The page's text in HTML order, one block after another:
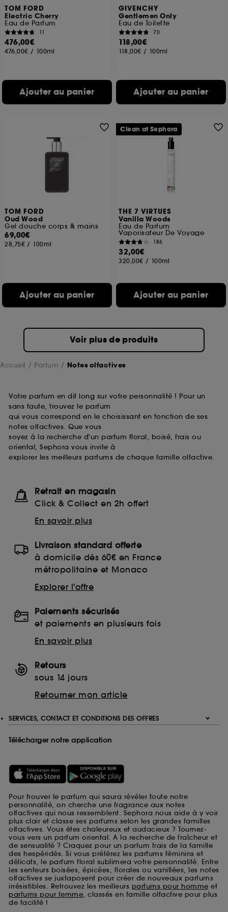
TOM FORD
Electric Cherry
Eau de Parfum
11
476,00€
476,00€ / 100ml
Ajouter au panier
GIVENCHY
Gentlemen Only
Eau de Toilette
70
118,00€
118,00€ / 100ml
Ajouter au panier
TOM FORD
Oud Wood
Gel douche corps & mains
69,00€
28,75€ / 100ml
Ajouter au panier
THE 7 VIRTUES
Vanilla Woods
Eau de Parfum
Vaporisateur De Voyage
186
32,00€
320,00€ / 100ml
Ajouter au panier
Clean at Sephora
Voir plus de produits
Accueil Parfum Notes olfactives
Votre parfum en dit long sur votre personnalité ! Pour un
sans faute, trouvez le parfum
qui vous correspond en le choisissant en fonction de ses
notes olfactives. Que vous
soyez à la recherche d'un parfum floral, boisé, frais ou
oriental, Sephora vous invite à
explorer les meilleurs parfums de chaque famille olfactive.
Retrait en magasin
Click & Collect en 2h offert
En savoir plus
Livraison standard offerte
à domicile dès 60€ en France
métropolitaine et Monaco
Explorer l'offre
Paiements sécurisés
et paiements en plusieurs fois
En savoir plus
Retours
sous 14 jours
Retourner mon article
SERVICES, CONTACT ET CONDITIONS DES OFFRES
Télécharger notre application
Pour trouver le parfum qui saura révéler toute notre
personnalité, on cherche une fragrance aux notes
olfactives qui nous ressemblent. Sephora nous aide à y voir
plus clair et classe ses parfums selon les grandes familles
olfactives. Vous êtes chaleureux et audacieux ? Tournez-
vous vers un parfum oriental. A la recherche de fraîcheur et
de sensualité ? Craquez pour un parfum frais de la famille
des hespéridés. Si vous préférez les parfums féminins et
délicats, le parfum floral sublimera votre personnalité. Entre
les senteurs boisées, épicées, florales ou vanillées, les notes
olfactives se juxtaposent pour créer de nouveaux parfums
irrésistibles. Retrouvez les meilleurs parfums pour homme et
parfums pour femme, classés en famille olfactive pour plus
de facilité !